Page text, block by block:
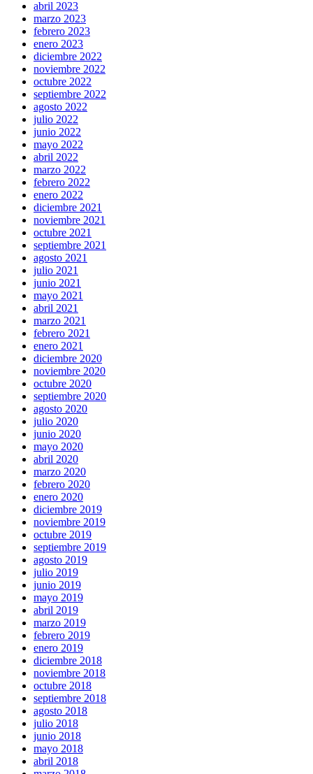
abril 2023
marzo 2023
febrero 2023
enero 2023
diciembre 2022
noviembre 2022
octubre 2022
septiembre 2022
agosto 2022
julio 2022
junio 2022
mayo 2022
abril 2022
marzo 2022
febrero 2022
enero 2022
diciembre 2021
noviembre 2021
octubre 2021
septiembre 2021
agosto 2021
julio 2021
junio 2021
mayo 2021
abril 2021
marzo 2021
febrero 2021
enero 2021
diciembre 2020
noviembre 2020
octubre 2020
septiembre 2020
agosto 2020
julio 2020
junio 2020
mayo 2020
abril 2020
marzo 2020
febrero 2020
enero 2020
diciembre 2019
noviembre 2019
octubre 2019
septiembre 2019
agosto 2019
julio 2019
junio 2019
mayo 2019
abril 2019
marzo 2019
febrero 2019
enero 2019
diciembre 2018
noviembre 2018
octubre 2018
septiembre 2018
agosto 2018
julio 2018
junio 2018
mayo 2018
abril 2018